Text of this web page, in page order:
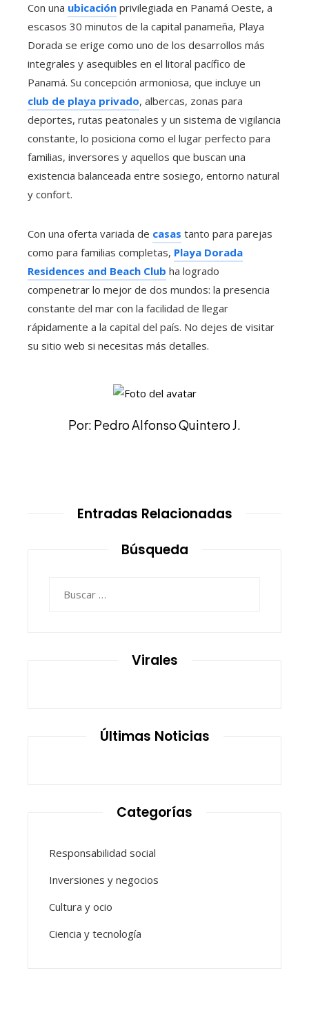
Con una ubicación privilegiada en Panamá Oeste, a
escasos 30 minutos de la capital panameña, Playa
Dorada se erige como uno de los desarrollos más
integrales y asequibles en el litoral pacífico de
Panamá. Su concepción armoniosa, que incluye un
club de playa privado, albercas, zonas para
deportes, rutas peatonales y un sistema de vigilancia
constante, lo posiciona como el lugar perfecto para
familias, inversores y aquellos que buscan una
existencia balanceada entre sosiego, entorno natural
y confort.
Con una oferta variada de casas tanto para parejas
como para familias completas, Playa Dorada
Residences and Beach Club ha logrado
compenetrar lo mejor de dos mundos: la presencia
constante del mar con la facilidad de llegar
rápidamente a la capital del país. No dejes de visitar
su sitio web si necesitas más detalles.
Por: Pedro Alfonso Quintero J.
Entradas Relacionadas
Búsqueda
Virales
Últimas Noticias
Categorías
Responsabilidad social
Inversiones y negocios
Cultura y ocio
Ciencia y tecnología